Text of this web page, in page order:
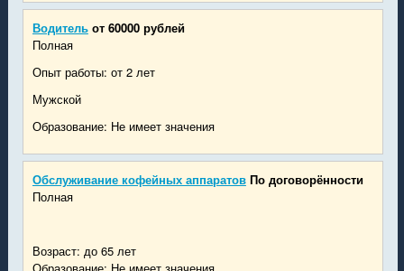
Водитель от 60000 рублей
Полная
Опыт работы: от 2 лет
Мужской
Образование: Не имеет значения
Обслуживание кофейных аппаратов По договорённости
Полная
Возраст: до 65 лет